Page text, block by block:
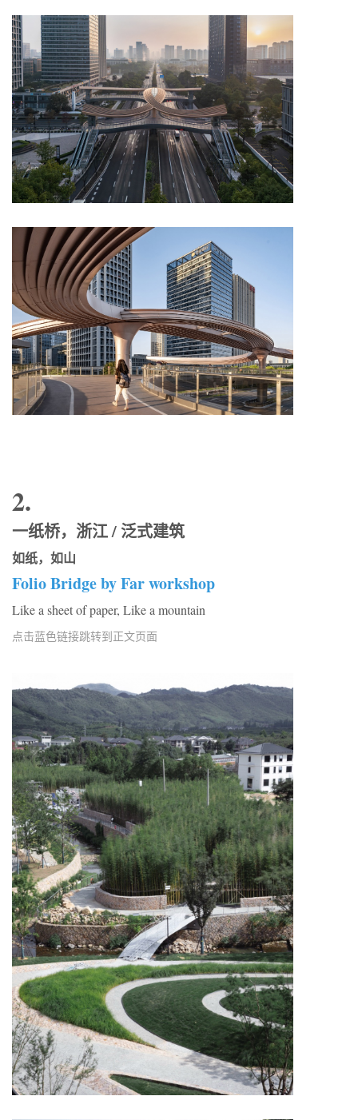
2.
一纸桥，浙江 / 泛式建筑
如纸，如山
Folio Bridge by Far workshop
Like a sheet of paper, Like a mountain
点击蓝色链接跳转到正文页面